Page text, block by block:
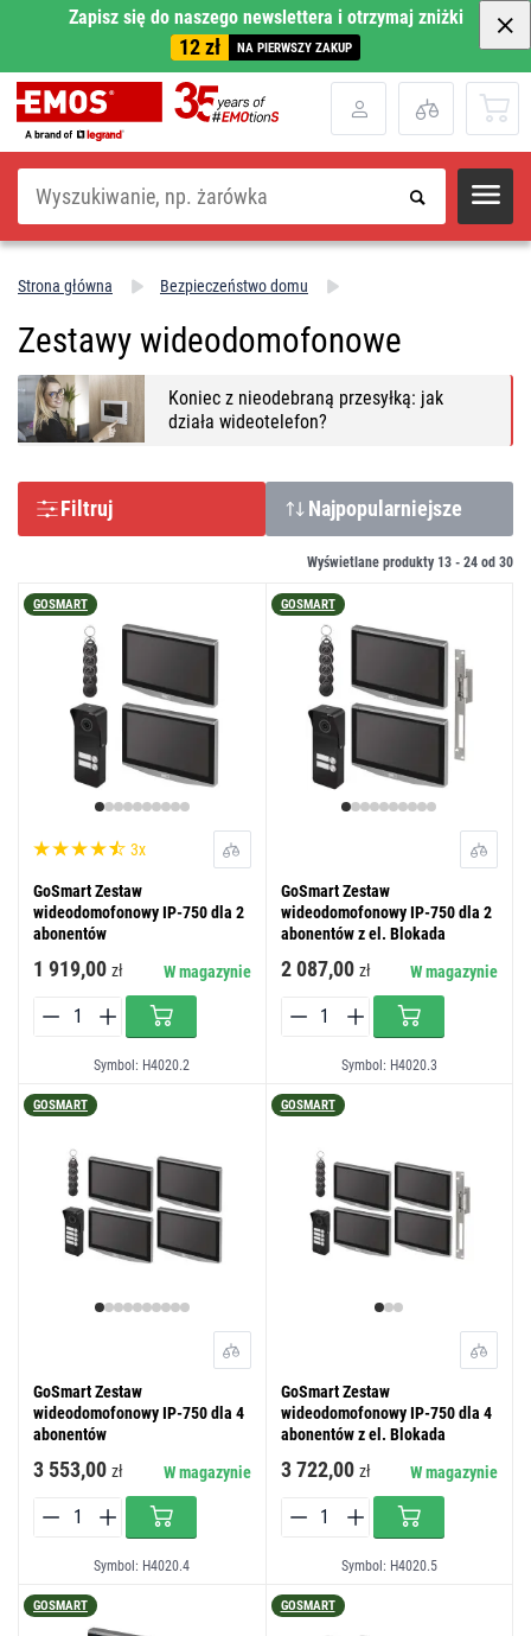
Zapisz się do naszego newslettera i otrzymaj zniżki
12 zł NA PIERWSZY ZAKUP
Szukaj
Strona główna Bezpieczeństwo domu
Zestawy wideodomofonowe
Koniec z nieodebraną przesyłką: jak
działa wideotelefon?
Filtruj Najpopularniejsze
Wyświetlane produkty 13 - 24 od 30
GOSMART
3x
GoSmart Zestaw
wideodomofonowy IP-750 dla 2
abonentów
1 919,00 zł W magazynie
Symbol: H4020.2
GOSMART
GoSmart Zestaw
wideodomofonowy IP-750 dla 2
abonentów z el. Blokada
2 087,00 zł W magazynie
Symbol: H4020.3
GOSMART
GoSmart Zestaw
wideodomofonowy IP-750 dla 4
abonentów
3 553,00 zł W magazynie
Symbol: H4020.4
GOSMART
GoSmart Zestaw
wideodomofonowy IP-750 dla 4
abonentów z el. Blokada
3 722,00 zł W magazynie
Symbol: H4020.5
GOSMART GOSMART